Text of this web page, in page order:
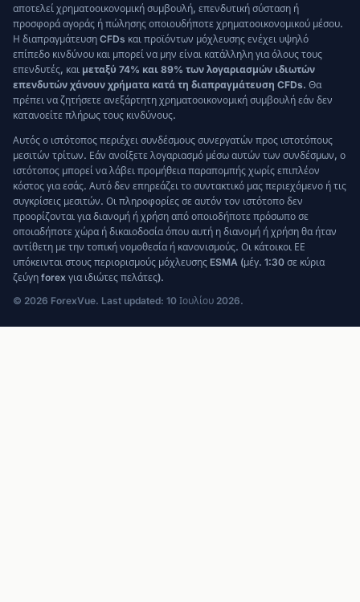
αποτελεί χρηματοοικονομική συμβουλή, επενδυτική σύσταση ή
προσφορά αγοράς ή πώλησης οποιουδήποτε χρηματοοικονομικού μέσου.
Η διαπραγμάτευση CFDs και προϊόντων μόχλευσης ενέχει υψηλό
επίπεδο κινδύνου και μπορεί να μην είναι κατάλληλη για όλους τους
επενδυτές, και μεταξύ 74% και 89% των λογαριασμών ιδιωτών
επενδυτών χάνουν χρήματα κατά τη διαπραγμάτευση CFDs. Θα
πρέπει να ζητήσετε ανεξάρτητη χρηματοοικονομική συμβουλή εάν δεν
κατανοείτε πλήρως τους κινδύνους.
Αυτός ο ιστότοπος περιέχει συνδέσμους συνεργατών προς ιστοτόπους
μεσιτών τρίτων. Εάν ανοίξετε λογαριασμό μέσω αυτών των συνδέσμων, ο
ιστότοπος μπορεί να λάβει προμήθεια παραπομπής χωρίς επιπλέον
κόστος για εσάς. Αυτό δεν επηρεάζει το συντακτικό μας περιεχόμενο ή τις
συγκρίσεις μεσιτών. Οι πληροφορίες σε αυτόν τον ιστότοπο δεν
προορίζονται για διανομή ή χρήση από οποιοδήποτε πρόσωπο σε
οποιαδήποτε χώρα ή δικαιοδοσία όπου αυτή η διανομή ή χρήση θα ήταν
αντίθετη με την τοπική νομοθεσία ή κανονισμούς. Οι κάτοικοι ΕΕ
υπόκεινται στους περιορισμούς μόχλευσης ESMA (μέγ. 1:30 σε κύρια
ζεύγη forex για ιδιώτες πελάτες).
© 2026 ForexVue. Last updated: 10 Ιουλίου 2026.